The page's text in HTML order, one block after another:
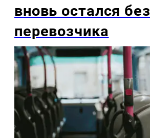
вновь остался без
перевозчика